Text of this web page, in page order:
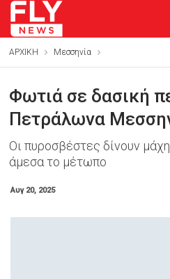
ΑΡΧΙΚΗ Μεσσηνία
Φωτιά σε δασική
Πετράλωνα
Οι πυροσβέστες δίνουν
άμεσα το μέτωπο
Αυγ 20, 2025